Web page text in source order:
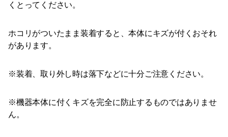
くとってください。
ホコリがついたまま装着すると、本体にキズが付くおそれ
があります。
※装着、取り外し時は落下などに十分ご注意ください。
※機器本体に付くキズを完全に防止するものではありませ
ん。